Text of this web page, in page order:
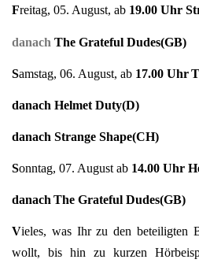
Freitag, 05. August, ab 19.00 Uhr
danach The Grateful Dudes(GB)
Samstag, 06. August, ab 17.00 Uhr
danach Helmet Duty(D)
danach Strange Shape(CH)
Sonntag, 07. August ab 14.00 Uhr
danach The Grateful Dudes(GB)
Vieles, was Ihr zu den beteiligten
wollt, bis hin zu kurzen